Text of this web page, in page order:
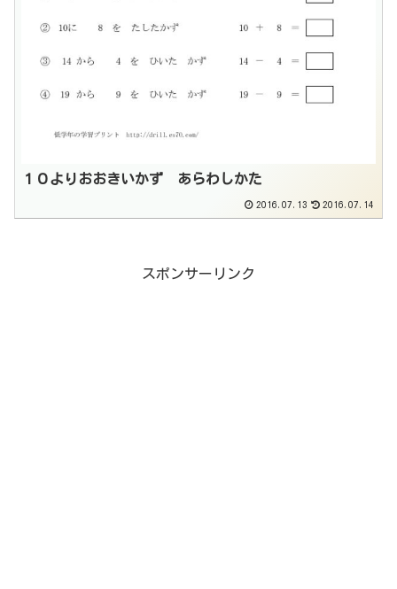
１０よりおおきいかず あらわしかた
2016.07.13 2016.07.14
スポンサーリンク